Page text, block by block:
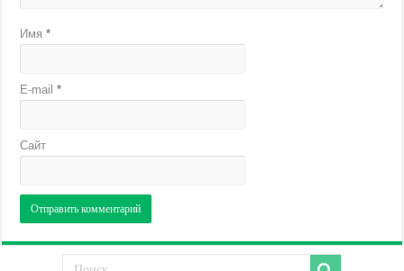
Имя*
E-mail*
Сайт